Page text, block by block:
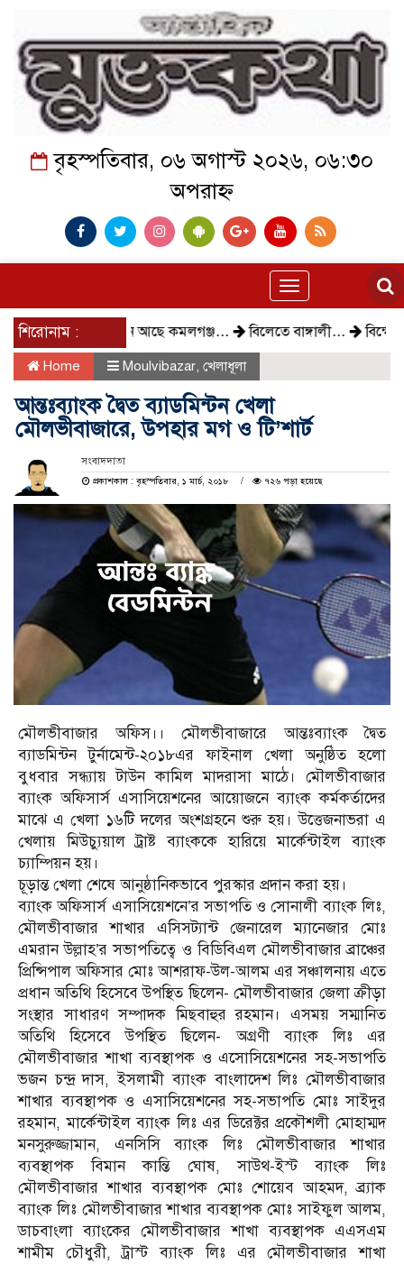
বৃহস্পতিবার, ০৬ অগাস্ট ২০২৬, ০৬:৩০
অপরাহ্ন
Toggle
navigation
শিরোনাম :
কেমন আছে কমলগঞ্জ… বিলেতে বাঙ্গালী… বিক্ষোভ,
Home Moulvibazar, খেলাধূলা
আন্তঃব্যাংক দ্বৈত ব্যাডমিন্টন খেলা
মৌলভীবাজারে, উপহার মগ ও টি’শার্ট
সংবাদদাতা
প্রকাশকাল : বৃহস্পতিবার, ১ মার্চ, ২০১৮
৭২৬ পড়া হয়েছে
মৌলভীবাজার অফিস।। মৌলভীবাজারে আন্তঃব্যাংক দ্বৈত
ব্যাডমিন্টন টুর্নামেন্ট-২০১৮এর ফাইনাল খেলা অনুষ্ঠিত হলো
বুধবার সন্ধ্যায় টাউন কামিল মাদরাসা মাঠে। মৌলভীবাজার
ব্যাংক অফিসার্স এসাসিয়েশনের আয়োজনে ব্যাংক কর্মকর্তাদের
মাঝে এ খেলা ১৬টি দলের অংশগ্রহনে শুরু হয়। উত্তেজনাভরা এ
খেলায় মিউচ্যুয়াল ট্রাষ্ট ব্যাংককে হারিয়ে মার্কেন্টাইল ব্যাংক
চ্যাম্পিয়ন হয়।
চূড়ান্ত খেলা শেষে আনুষ্ঠানিকভাবে পুরস্কার প্রদান করা হয়।
ব্যাংক অফিসার্স এসাসিয়েশনে’র সভাপতি ও সোনালী ব্যাংক লিঃ,
মৌলভীবাজার শাখার এসিসট্যান্ট জেনারেল ম্যানেজার মোঃ
এমরান উল্লাহ’র সভাপতিত্বে ও বিডিবিএল মৌলভীবাজার ব্রাঞ্চের
প্রিন্সিপাল অফিসার মোঃ আশরাফ-উল-আলম এর সঞ্চালনায় এতে
প্রধান অতিথি হিসেবে উপস্থিত ছিলেন- মৌলভীবাজার জেলা ক্রীড়া
সংস্থার সাধারণ সম্পাদক মিছবাহুর রহমান। এসময় সম্মানিত
অতিথি হিসেবে উপস্থিত ছিলেন- অগ্রণী ব্যাংক লিঃ এর
মৌলভীবাজার শাখা ব্যবস্থাপক ও এসোসিয়েশনের সহ-সভাপতি
ভজন চন্দ্র দাস, ইসলামী ব্যাংক বাংলাদেশ লিঃ মৌলভীবাজার
শাখার ব্যবস্থাপক ও এসাসিয়েশনের সহ-সভাপতি মোঃ সাইদুর
রহমান, মার্কেন্টাইল ব্যাংক লিঃ এর ডিরেক্টর প্রকৌশলী মোহাম্মদ
মনসুরুজ্জামান, এনসিসি ব্যাংক লিঃ মৌলভীবাজার শাখার
ব্যবস্থাপক বিমান কান্তি ঘোষ, সাউথ-ইস্ট ব্যাংক লিঃ
মৌলভীবাজার শাখার ব্যবস্থাপক মোঃ শোয়েব আহমদ, ব্র্যাক
ব্যাংক লিঃ মৌলভীবাজার শাখার ব্যবস্থাপক মোঃ সাইফুল আলম,
ডাচবাংলা ব্যাংকের মৌলভীবাজার শাখা ব্যবস্থাপক এএসএম
শামীম চৌধুরী, ট্রাস্ট ব্যাংক লিঃ এর মৌলভীবাজার শাখা